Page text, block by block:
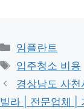
카
테
리
임플란트
태
그
입주청소 비용
경상남도 사
빌라 | 전문업체 |